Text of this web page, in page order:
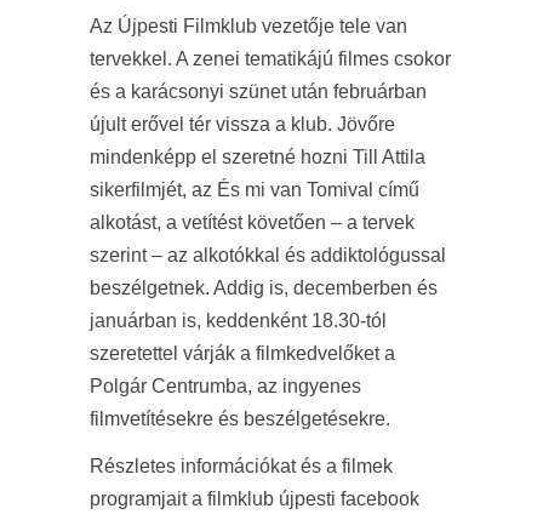
Az Újpesti Filmklub vezetője tele van
tervekkel. A zenei tematikájú filmes csokor
és a karácsonyi szünet után februárban
újult erővel tér vissza a klub. Jövőre
mindenképp el szeretné hozni Till Attila
sikerfilmjét, az És mi van Tomival című
alkotást, a vetítést követően – a tervek
szerint – az alkotókkal és addiktológussal
beszélgetnek. Addig is, decemberben és
januárban is, keddenként 18.30-tól
szeretettel várják a filmkedvelőket a
Polgár Centrumba, az ingyenes
filmvetítésekre és beszélgetésekre.
Részletes információkat és a filmek
programjait a filmklub újpesti facebook